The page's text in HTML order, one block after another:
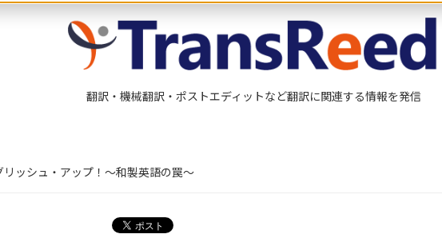
翻訳・機械翻訳・ポストエディットなど翻訳に関連する情報を発信
リッシュ・アップ！～和製英語の罠～